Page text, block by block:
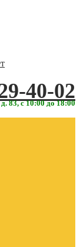
40-02
83, с 10:00 до 18:00